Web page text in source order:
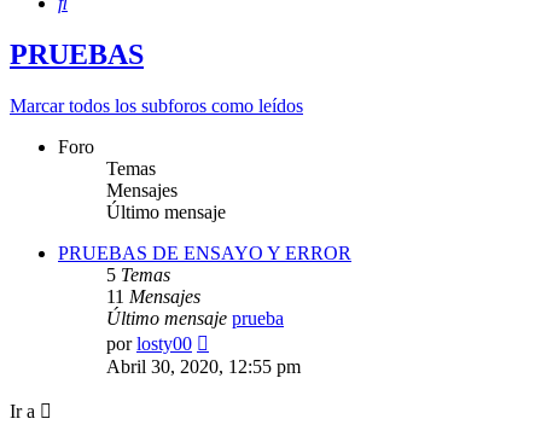
PRUEBAS
Marcar todos los subforos como leídos
Foro
Temas
Mensajes
Último mensaje
PRUEBAS DE ENSAYO Y ERROR
5 Temas
11 Mensajes
Último mensaje prueba
porlosty00
último
mensaje
Abril 30, 2020, 12:55 pm
Ir a